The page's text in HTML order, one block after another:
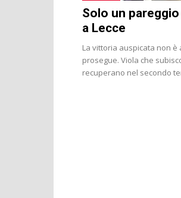
Solo un
a Lecce
La vittoria auspicata non
prosegue. Viola che subiscono la
recuperano nel secondo